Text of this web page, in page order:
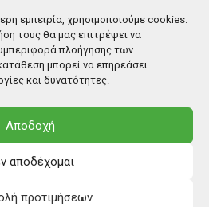
εμπειρία, χρησιμοποιούμε cookies.
τους θα μας επιτρέψει να
πλοήγησης των
μπορεί να επηρεάσει
και δυνατότητες.
Αποδοχή
αποδέχομαι
προτιμήσεων
Ethos Media S.A.